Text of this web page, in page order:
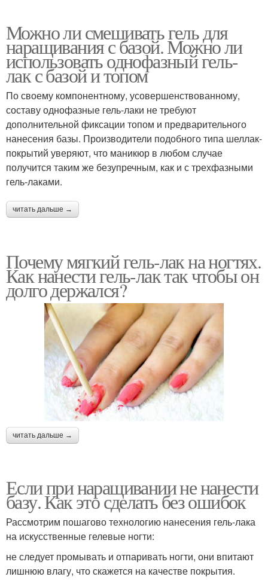
Можно ли смешивать гель для
наращивания с базой. Можно ли
использовать однофазный гель-
лак с базой и топом
По своему компонентному, усовершенствованному,
составу однофазные гель-лаки не требуют
дополнительной фиксации топом и предварительного
нанесения базы. Производители подобного типа шеллак-
покрытий уверяют, что маникюр в любом случае
получится таким же безупречным, как и с трехфазными
гель-лаками.
читать дальше →
Почему мягкий гель-лак на ногтях.
Как нанести гель-лак так чтобы он
долго держался?
читать дальше →
Если при наращивании не нанести
базу. Как это сделать без ошибок
Рассмотрим пошагово технологию нанесения гель-лака
на искусственные гелевые ногти:
не следует промывать и отпаривать ногти, они впитают
лишнюю влагу, что скажется на качестве покрытия.